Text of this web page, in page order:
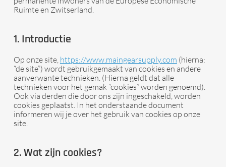
Ruimte en Zwitserland.
1. Introductie
Op onze site, https://www.maingearsupply.com (hierna:
“de site”) wordt gebruikgemaakt van cookies en andere
aanverwante technieken. (Hierna geldt dat alle
technieken voor het gemak “cookies” worden genoemd).
Ook via derden die door ons zijn ingeschakeld, worden
cookies geplaatst. In het onderstaande document
informeren wij je over het gebruik van cookies op onze
site.
2. Wat zijn cookies?